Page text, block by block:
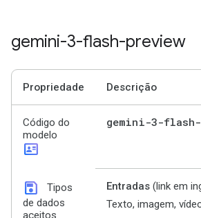
gemini-3-flash-preview
Propriedade Descrição
Código do
modelo
id_card
gemini-3-
save
Tipos
de dados
aceitos
Entradas (link em
Texto, imagem,